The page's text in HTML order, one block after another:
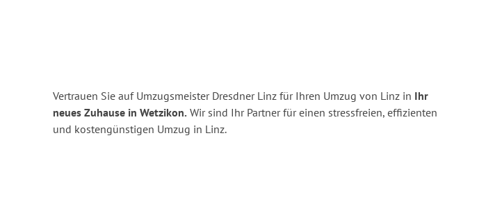
Vertrauen Sie auf Umzugsmeister Dresdner Linz für Ihren Umzug von Linz in Ihr
neues Zuhause in Wetzikon. Wir sind Ihr Partner für einen stressfreien, effizienten
und kostengünstigen Umzug in Linz.